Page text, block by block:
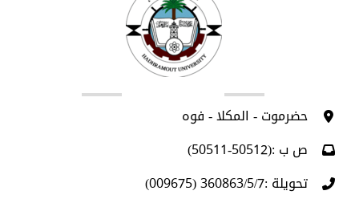
حضرموت - المكلا - فوه
ص ب :(50512-50511)
تحويلة :360863/5/7 (009675)